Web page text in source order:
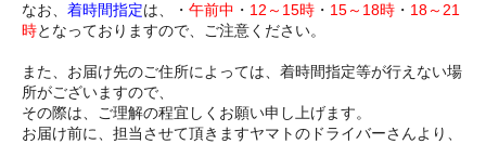
なお、 着時間指定は、・ 午前中 ・ 12～15時 ・ 15～18時 ・ 18～21
時となっておりますので、ご注意ください。
また、お届け先のご住所によっては、着時間指定等が行えない場
所がございますので、
その際は、ご理解の程宜しくお願い申し上げます。
お届け前に、担当させて頂きますヤマトのドライバーさんより、